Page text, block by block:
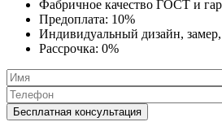
Фабричное качество ГОСТ и
Предоплата: 10%
Индивидуальный дизайн, замер,
Рассрочка: 0%